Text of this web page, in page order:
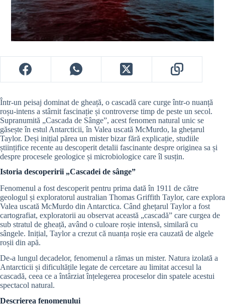
Într-un peisaj dominat de gheață, o cascadă care curge într-o nuanță
roșu-intens a stârnit fascinație și controverse timp de peste un secol.
Supranumită „Cascada de Sânge”, acest fenomen natural unic se
găsește în estul Antarcticii, în Valea uscată McMurdo, la ghețarul
Taylor. Deși inițial părea un mister bizar fără explicație, studiile
științifice recente au descoperit detalii fascinante despre originea sa și
despre procesele geologice și microbiologice care îl susțin.
Istoria descoperirii „Cascadei de sânge”
Fenomenul a fost descoperit pentru prima dată în 1911 de către
geologul și exploratorul australian Thomas Griffith Taylor, care explora
Valea uscată McMurdo din Antarctica. Când ghețarul Taylor a fost
cartografiat, exploratorii au observat această „cascadă” care curgea de
sub stratul de gheață, având o culoare roșie intensă, similară cu
sângele. Inițial, Taylor a crezut că nuanța roșie era cauzată de algele
roșii din apă.
De-a lungul decadelor, fenomenul a rămas un mister. Natura izolată a
Antarcticii și dificultățile legate de cercetare au limitat accesul la
cascadă, ceea ce a întârziat înțelegerea proceselor din spatele acestui
spectacol natural.
Descrierea fenomenului